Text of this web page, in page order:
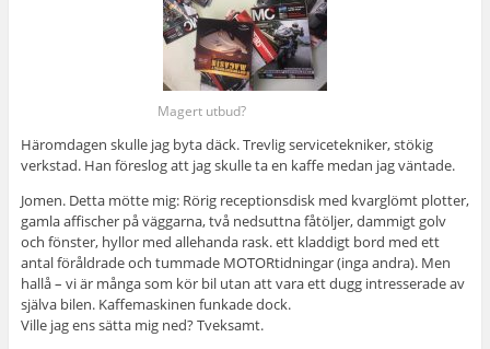
Magert utbud?
Häromdagen skulle jag byta däck. Trevlig servicetekniker, stökig
verkstad. Han föreslog att jag skulle ta en kaffe medan jag väntade.
Jomen. Detta mötte mig: Rörig receptionsdisk med kvarglömt plotter,
gamla affischer på väggarna, två nedsuttna fåtöljer, dammigt golv
och fönster, hyllor med allehanda rask. ett kladdigt bord med ett
antal föråldrade och tummade MOTORtidningar (inga andra). Men
hallå – vi är många som kör bil utan att vara ett dugg intresserade av
själva bilen. Kaffemaskinen funkade dock.
Ville jag ens sätta mig ned? Tveksamt.